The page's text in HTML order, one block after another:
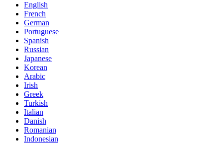
English
French
German
Portuguese
Spanish
Russian
Japanese
Korean
Arabic
Irish
Greek
Turkish
Italian
Danish
Romanian
Indonesian